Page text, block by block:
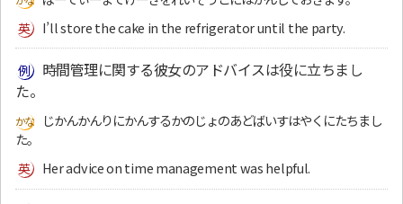
I’ll store the cake in the refrigerator until the party.
時間管理に関する彼女のアドバイスは役に立ちまし
た。
じかんかんりにかんするかのじょのあどばいすはやくにたちまし
た。
Her advice on time management was helpful.